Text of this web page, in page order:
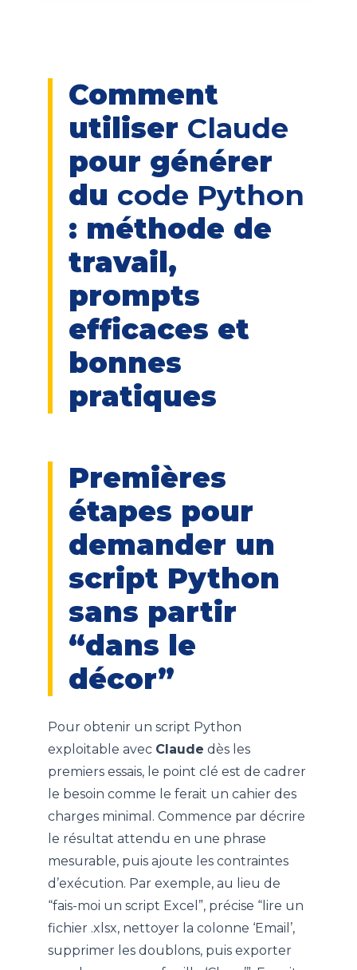
Comment
utiliser Claude
pour générer
du code Python
: méthode de
travail,
prompts
efficaces et
bonnes
pratiques
Premières
étapes pour
demander un
script Python
sans partir
“dans le
décor”
Pour obtenir un script Python
exploitable avec Claude dès les
premiers essais, le point clé est de cadrer
le besoin comme le ferait un cahier des
charges minimal. Commence par décrire
le résultat attendu en une phrase
mesurable, puis ajoute les contraintes
d’exécution. Par exemple, au lieu de
“fais-moi un script Excel”, précise “lire un
fichier .xlsx, nettoyer la colonne ‘Email’,
supprimer les doublons, puis exporter